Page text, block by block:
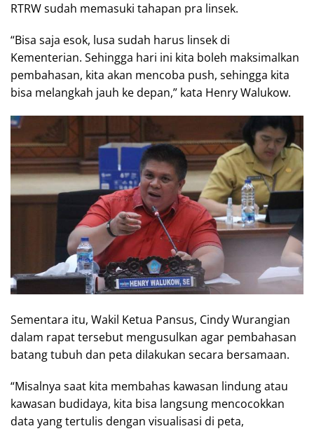
RTRW sudah memasuki tahapan pra linsek.
“Bisa saja esok, lusa sudah harus linsek di
Kementerian. Sehingga hari ini kita boleh maksimalkan
pembahasan, kita akan mencoba push, sehingga kita
bisa melangkah jauh ke depan,” kata Henry Walukow.
Sementara itu, Wakil Ketua Pansus, Cindy Wurangian
dalam rapat tersebut mengusulkan agar pembahasan
batang tubuh dan peta dilakukan secara bersamaan.
“Misalnya saat kita membahas kawasan lindung atau
kawasan budidaya, kita bisa langsung mencocokkan
data yang tertulis dengan visualisasi di peta,